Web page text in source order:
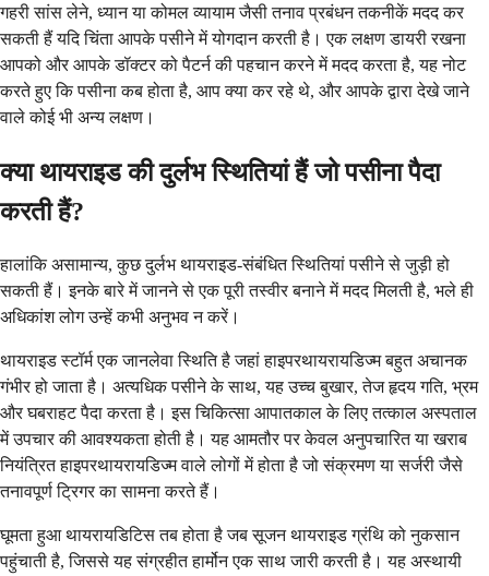
गहरी सांस लेने, ध्यान या कोमल व्यायाम जैसी तनाव प्रबंधन तकनीकें मदद कर
सकती हैं यदि चिंता आपके पसीने में योगदान करती है। एक लक्षण डायरी रखना
आपको और आपके डॉक्टर को पैटर्न की पहचान करने में मदद करता है, यह नोट
करते हुए कि पसीना कब होता है, आप क्या कर रहे थे, और आपके द्वारा देखे जाने
वाले कोई भी अन्य लक्षण।
क्या थायराइड की दुर्लभ स्थितियां हैं जो पसीना पैदा
करती हैं?
हालांकि असामान्य, कुछ दुर्लभ थायराइड-संबंधित स्थितियां पसीने से जुड़ी हो
सकती हैं। इनके बारे में जानने से एक पूरी तस्वीर बनाने में मदद मिलती है, भले ही
अधिकांश लोग उन्हें कभी अनुभव न करें।
थायराइड स्टॉर्म एक जानलेवा स्थिति है जहां हाइपरथायरायडिज्म बहुत अचानक
गंभीर हो जाता है। अत्यधिक पसीने के साथ, यह उच्च बुखार, तेज हृदय गति, भ्रम
और घबराहट पैदा करता है। इस चिकित्सा आपातकाल के लिए तत्काल अस्पताल
में उपचार की आवश्यकता होती है। यह आमतौर पर केवल अनुपचारित या खराब
नियंत्रित हाइपरथायरायडिज्म वाले लोगों में होता है जो संक्रमण या सर्जरी जैसे
तनावपूर्ण ट्रिगर का सामना करते हैं।
घूमता हुआ थायरायडिटिस तब होता है जब सूजन थायराइड ग्रंथि को नुकसान
पहुंचाती है, जिससे यह संग्रहीत हार्मोन एक साथ जारी करती है। यह अस्थायी